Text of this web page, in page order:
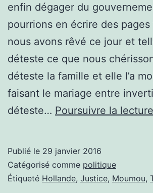
enfin dégager du
pourrions en écrire des
nous avons rêvé ce jour et
déteste ce que nous
déteste la famille et elle l’a
faisant le mariage entre
déteste… Poursuivre la lecture
Publié le 29 janvier 2016
Catégorisé comme politique
Étiqueté Hollande, Justice, Moumou,